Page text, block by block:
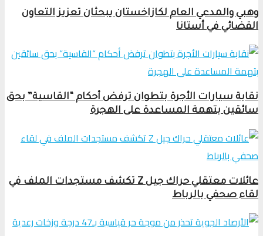
وهبي والمدعي العام لكازاخستان يبحثان تعزيز التعاون
القضائي في أستانا
نقابة سيارات الأجرة بتطوان ترفض أحكام “القاسية” بحق
سائقين بتهمة المساعدة على الهجرة
عائلات معتقلي حراك جيل Z تكشف مستجدات الملف في
لقاء صحفي بالرباط